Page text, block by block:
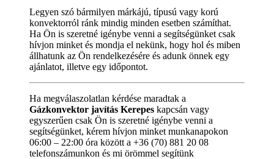
Legyen szó bármilyen márkájú, típusú vagy korú
konvektorról ránk mindig minden esetben számíthat.
Ha Ön is szeretné igénybe venni a segítségünket csak
hívjon minket és mondja el nekünk, hogy hol és miben
állhatunk az Ön rendelkezésére és adunk önnek egy
ajánlatot, illetve egy időpontot.
Ha megválaszolatlan kérdése maradtak a
Gázkonvektor javítás Kerepes kapcsán vagy
egyszerűen csak Ön is szeretné igénybe venni a
segítségünket, kérem hívjon minket munkanapokon
06:00 – 22:00 óra között a +36 (70) 881 20 08
telefonszámunkon és mi örömmel segítünk